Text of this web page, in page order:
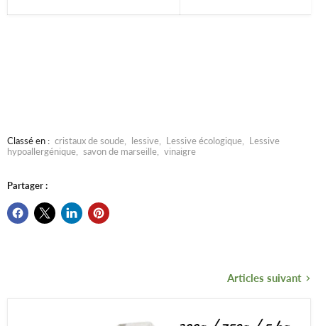
Classé en : cristaux de soude lessive Lessive écologique
Lessive
hypoallergénique
savon de marseille vinaigre
Partager :
Articles suivant